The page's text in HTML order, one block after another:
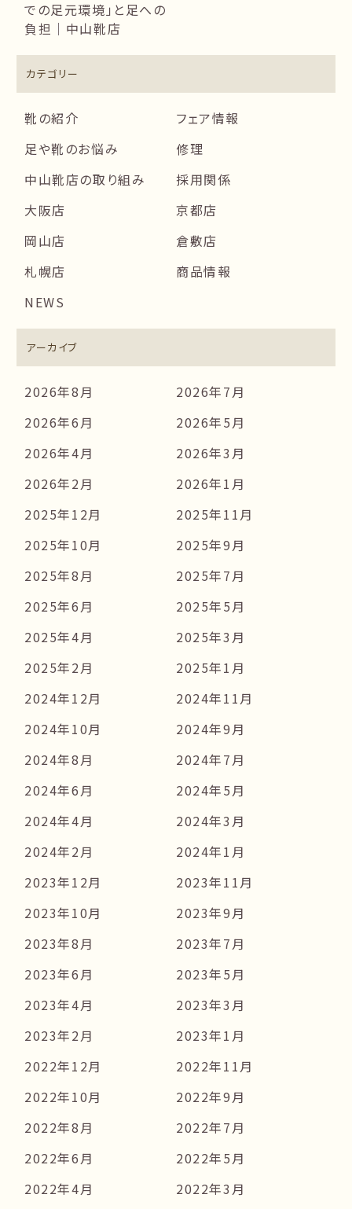
での足元環境」と足への
負担｜中山靴店
カテゴリー
靴の紹介
フェア情報
足や靴のお悩み
修理
中山靴店の取り組み
採用関係
大阪店
京都店
岡山店
倉敷店
札幌店
商品情報
NEWS
アーカイブ
2026年8月
2026年7月
2026年6月
2026年5月
2026年4月
2026年3月
2026年2月
2026年1月
2025年12月
2025年11月
2025年10月
2025年9月
2025年8月
2025年7月
2025年6月
2025年5月
2025年4月
2025年3月
2025年2月
2025年1月
2024年12月
2024年11月
2024年10月
2024年9月
2024年8月
2024年7月
2024年6月
2024年5月
2024年4月
2024年3月
2024年2月
2024年1月
2023年12月
2023年11月
2023年10月
2023年9月
2023年8月
2023年7月
2023年6月
2023年5月
2023年4月
2023年3月
2023年2月
2023年1月
2022年12月
2022年11月
2022年10月
2022年9月
2022年8月
2022年7月
2022年6月
2022年5月
2022年4月
2022年3月